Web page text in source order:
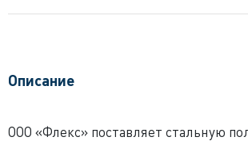
Описание
ООО «Флекс» поставляет стальную